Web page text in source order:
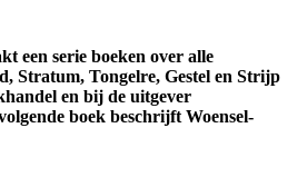
een serie boeken over alle
Stratum, Tongelre, Gestel en Strijp
en bij de uitgever
boek beschrijft Woensel-